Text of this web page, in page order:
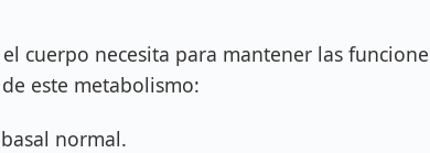
cuerpo necesita para mantener las
este metabolismo:
normal.